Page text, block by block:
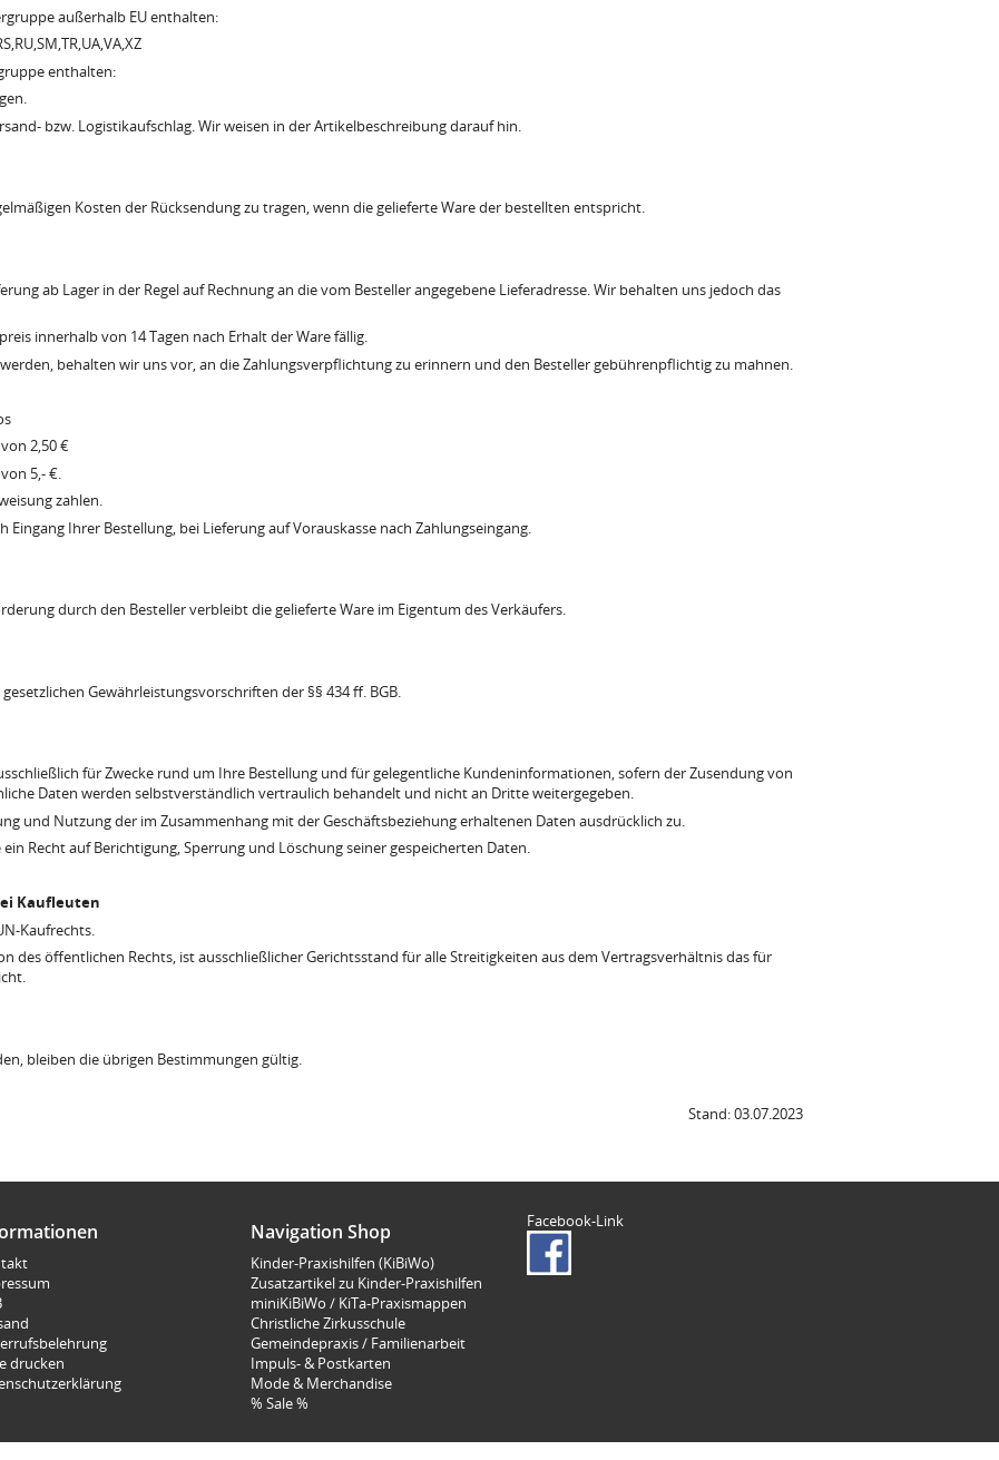
außerhalb EU enthalten:
enthalten:
bzw. Logistikaufschlag. Wir weisen in der Artikelbeschreibung darauf hin.
Kosten der Rücksendung zu tragen, wenn die gelieferte Ware der bestellten entspricht.
ab Lager in der Regel auf Rechnung an die vom Besteller angegebene Lieferadresse. Wir behalten uns jedoch das
innerhalb von 14 Tagen nach Erhalt der Ware fällig.
behalten wir uns vor, an die Zahlungsverpflichtung zu erinnern und den Besteller gebührenpflichtig zu mahnen.
2,50 €
5,- €.
zahlen.
Eingang Ihrer Bestellung, bei Lieferung auf Vorauskasse nach Zahlungseingang.
durch den Besteller verbleibt die gelieferte Ware im Eigentum des Verkäufers.
Gewährleistungsvorschriften der §§ 434 ff. BGB.
für Zwecke rund um Ihre Bestellung und für gelegentliche Kundeninformationen, sofern der Zusendung von
Daten werden selbstverständlich vertraulich behandelt und nicht an Dritte weitergegeben.
und Nutzung der im Zusammenhang mit der Geschäftsbeziehung erhaltenen Daten ausdrücklich zu.
Recht auf Berichtigung, Sperrung und Löschung seiner gespeicherten Daten.
Kaufleuten
Kaufrechts.
des öffentlichen Rechts, ist ausschließlicher Gerichtsstand für alle Streitigkeiten aus dem Vertragsverhältnis das für
bleiben die übrigen Bestimmungen gültig.
Stand: 03.07.2023
drucken
Navigation Shop
Kinder-Praxishilfen (KiBiWo)
Zusatzartikel zu Kinder-Praxishilfen
miniKiBiWo / KiTa-Praxismappen
Christliche Zirkusschule
Gemeindepraxis / Familienarbeit
Impuls- & Postkarten
Mode & Merchandise
% Sale %
Facebook-Link